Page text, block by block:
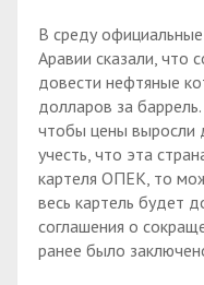
В среду
Аравии сказали, что
довести нефтяные
долларов за
чтобы цены выросли
учесть, что эта
картеля ОПЕК, то
весь картель будет
соглашения о
ранее было